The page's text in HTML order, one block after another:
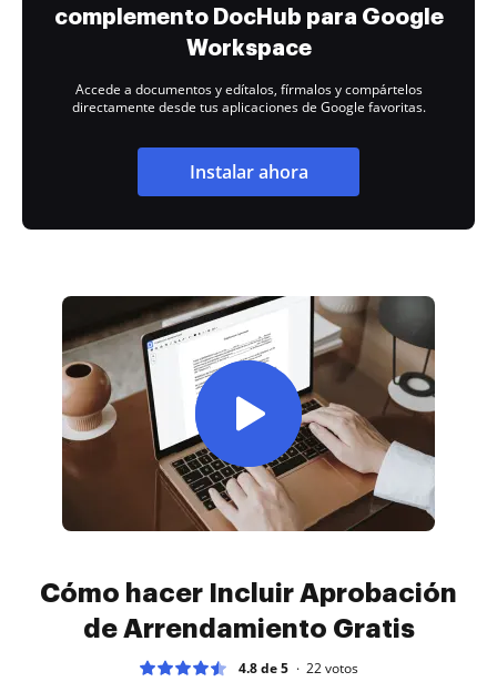
complemento DocHub para Google
Workspace
Accede a documentos y edítalos, fírmalos y compártelos
directamente desde tus aplicaciones de Google favoritas.
Instalar ahora
Cómo hacer Incluir Aprobación
de Arrendamiento Gratis
4.8 de 5 22votos